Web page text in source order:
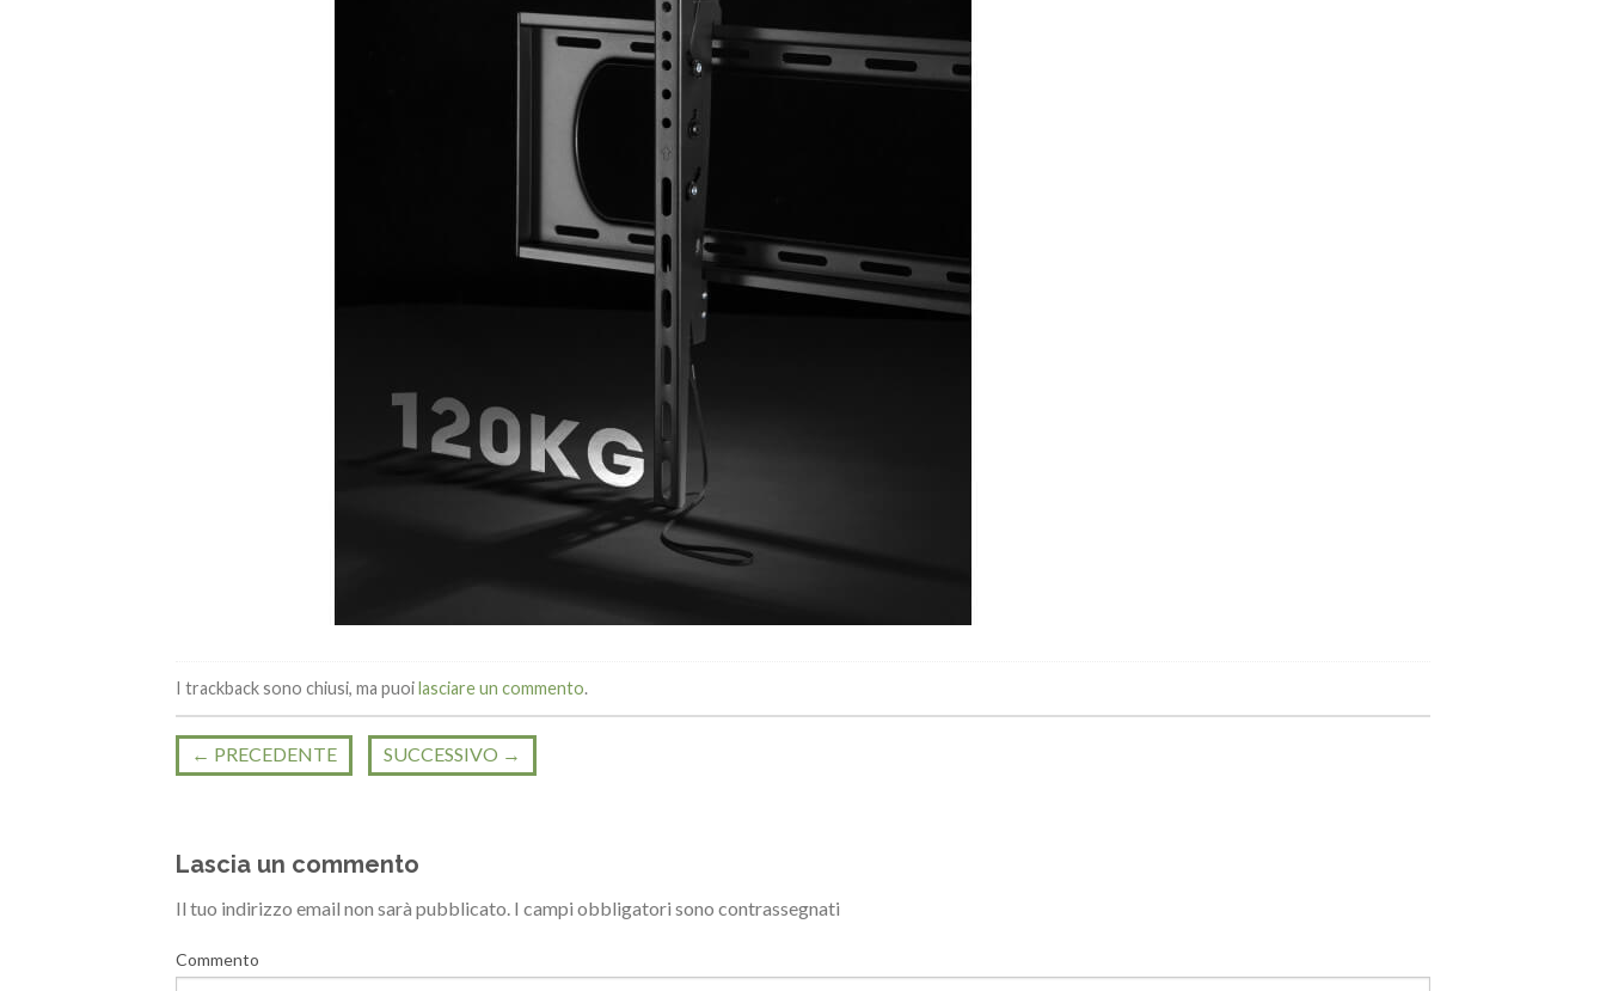
I trackback sono chiusi, ma puoilasciare un commento.
← PRECEDENTE SUCCESSIVO →
Lascia un commento
Il tuo indirizzo email non sarà pubblicato. I campi obbligatori sono contrassegnati
Commento